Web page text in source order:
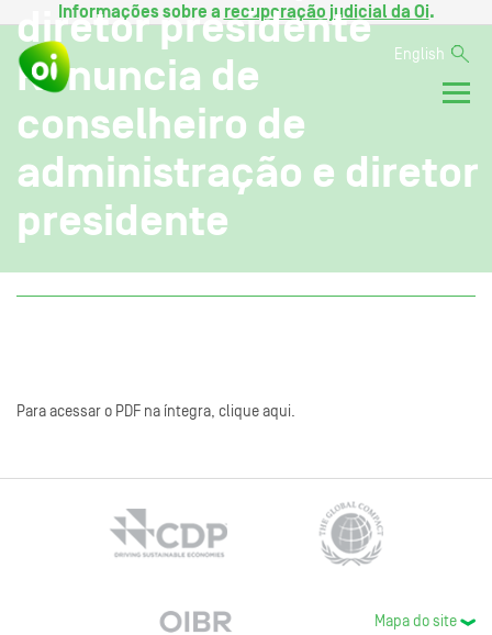
Informações sobre a recuperação judicial da Oi.
English
diretor presidente
Renuncia de
conselheiro de
administração e diretor
presidente
Para acessar o PDF na íntegra, clique aqui.
Mapa do site